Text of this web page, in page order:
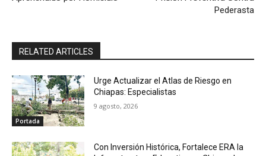
Pederasta
RELATED ARTICLES
Portada
Urge Actualizar el Atlas de Riesgo en
Chiapas: Especialistas
9 agosto, 2026
Con Inversión Histórica, Fortalece ERA la